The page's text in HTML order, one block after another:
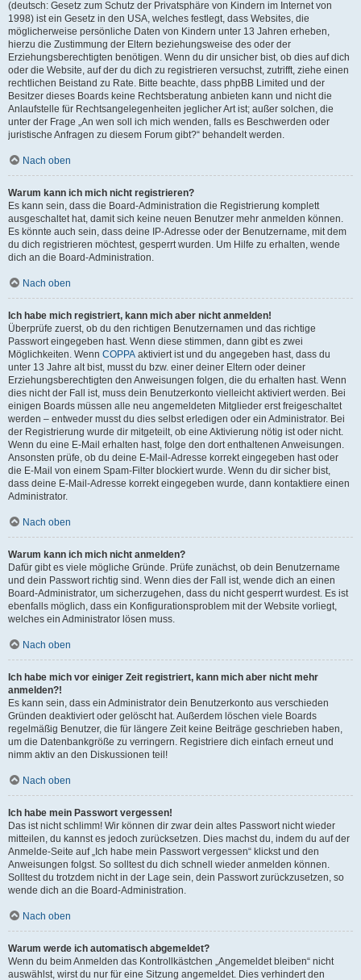
(deutsch: Gesetz zum Schutz der Privatsphäre von Kindern im Internet von
1998) ist ein Gesetz in den USA, welches festlegt, dass Websites, die
möglicherweise persönliche Daten von Kindern unter 13 Jahren erheben,
hierzu die Zustimmung der Eltern beziehungsweise des oder der
Erziehungsberechtigten benötigen. Wenn du dir unsicher bist, ob dies auf dich
oder die Website, auf der du dich zu registrieren versuchst, zutrifft, ziehe einen
rechtlichen Beistand zu Rate. Bitte beachte, dass phpBB Limited und der
Besitzer dieses Boards keine Rechtsberatung anbieten kann und nicht die
Anlaufstelle für Rechtsangelegenheiten jeglicher Art ist; außer solchen, die
unter der Frage „An wen soll ich mich wenden, falls es Beschwerden oder
juristische Anfragen zu diesem Forum gibt?“ behandelt werden.
Nach oben
Warum kann ich mich nicht registrieren?
Es kann sein, dass die Board-Administration die Registrierung komplett
ausgeschaltet hat, damit sich keine neuen Benutzer mehr anmelden können.
Es könnte auch sein, dass deine IP-Adresse oder der Benutzername, mit dem
du dich registrieren möchtest, gesperrt wurden. Um Hilfe zu erhalten, wende
dich an die Board-Administration.
Nach oben
Ich habe mich registriert, kann mich aber nicht anmelden!
Überprüfe zuerst, ob du den richtigen Benutzernamen und das richtige
Passwort eingegeben hast. Wenn diese stimmen, dann gibt es zwei
Möglichkeiten. Wenn COPPA aktiviert ist und du angegeben hast, dass du
unter 13 Jahre alt bist, musst du bzw. einer deiner Eltern oder deiner
Erziehungsberechtigten den Anweisungen folgen, die du erhalten hast. Wenn
dies nicht der Fall ist, muss dein Benutzerkonto vielleicht aktiviert werden. Bei
einigen Boards müssen alle neu angemeldeten Mitglieder erst freigeschaltet
werden – entweder musst du dies selbst erledigen oder ein Administrator. Bei
der Registrierung wurde dir mitgeteilt, ob eine Aktivierung nötig ist oder nicht.
Wenn du eine E-Mail erhalten hast, folge den dort enthaltenen Anweisungen.
Ansonsten prüfe, ob du deine E-Mail-Adresse korrekt eingegeben hast oder
die E-Mail von einem Spam-Filter blockiert wurde. Wenn du dir sicher bist,
dass deine E-Mail-Adresse korrekt eingegeben wurde, dann kontaktiere einen
Administrator.
Nach oben
Warum kann ich mich nicht anmelden?
Dafür gibt es viele mögliche Gründe. Prüfe zunächst, ob dein Benutzername
und dein Passwort richtig sind. Wenn dies der Fall ist, wende dich an einen
Board-Administrator, um sicherzugehen, dass du nicht gesperrt wurdest. Es ist
ebenfalls möglich, dass ein Konfigurationsproblem mit der Website vorliegt,
welches ein Administrator lösen muss.
Nach oben
Ich habe mich vor einiger Zeit registriert, kann mich aber nicht mehr
anmelden?!
Es kann sein, dass ein Administrator dein Benutzerkonto aus verschieden
Gründen deaktiviert oder gelöscht hat. Außerdem löschen viele Boards
regelmäßig Benutzer, die für längere Zeit keine Beiträge geschrieben haben,
um die Datenbankgröße zu verringern. Registriere dich einfach erneut und
nimm aktiv an den Diskussionen teil!
Nach oben
Ich habe mein Passwort vergessen!
Das ist nicht schlimm! Wir können dir zwar dein altes Passwort nicht wieder
mitteilen, du kannst es jedoch zurücksetzen. Dies machst du, indem du auf der
Anmelde-Seite auf „Ich habe mein Passwort vergessen“ klickst und den
Anweisungen folgst. So solltest du dich schnell wieder anmelden können.
Solltest du trotzdem nicht in der Lage sein, dein Passwort zurückzusetzen, so
wende dich an die Board-Administration.
Nach oben
Warum werde ich automatisch abgemeldet?
Wenn du beim Anmelden das Kontrollkästchen „Angemeldet bleiben“ nicht
auswählst, wirst du nur für eine Sitzung angemeldet. Dies verhindert den